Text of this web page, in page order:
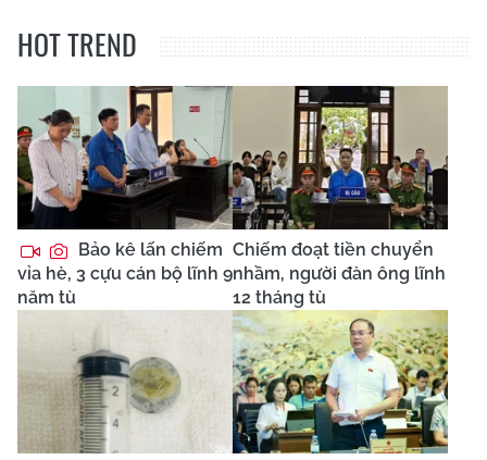
HOT TREND
Bảo kê lấn chiếm
vỉa hè, 3 cựu cán bộ lĩnh 9
năm tù
Chiếm đoạt tiền chuyển
nhầm, người đàn ông lĩnh
12 tháng tù